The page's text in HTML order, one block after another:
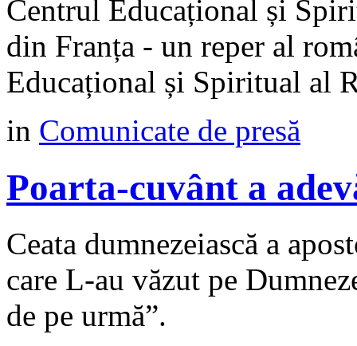
Centrul Educațional și
din Franța - un reper al
Educațional și Spiritual al
in Comunicate de presă
Poarta-cuvânt a
Ceata dumnezeiască a
care L-au văzut pe
de pe urmă”.